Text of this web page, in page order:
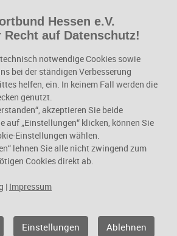
springen
Umwelt
Hessen e.V.
auf Datenschutz!
notwendige Cookies sowie
bei der ständigen Verbesserung
helfen, ein. In keinem Fall werden die
genutzt.
akzeptieren Sie beide
auf „Einstellungen“ klicken, können Sie
Einstellungen wählen.
lehnen Sie alle nicht zwingend zum
Cookies direkt ab.
| Impressum
Einstellungen Ablehnen